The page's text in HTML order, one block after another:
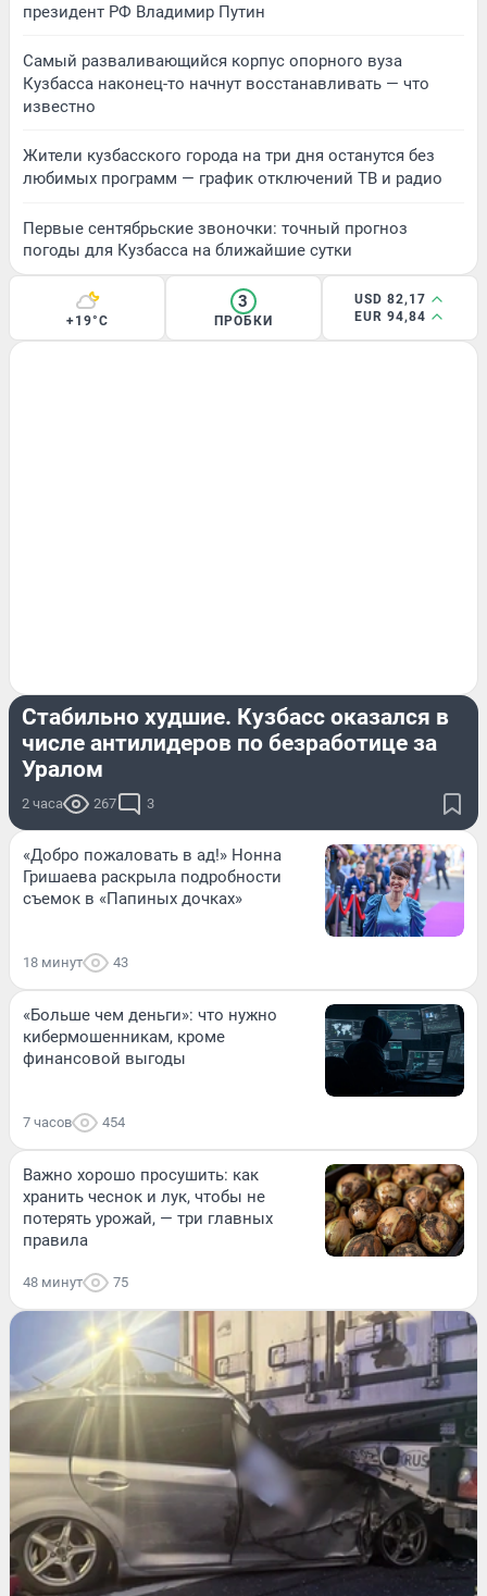
президент РФ Владимир Путин
Самый разваливающийся корпус опорного вуза
Кузбасса наконец-то начнут восстанавливать — что
известно
Жители кузбасского города на три дня останутся без
любимых программ — график отключений ТВ и радио
Первые сентябрьские звоночки: точный прогноз
погоды для Кузбасса на ближайшие сутки
+19°C
3
ПРОБКИ
USD 82,17
EUR 94,84
Стабильно худшие. Кузбасс оказался в
числе антилидеров по безработице за
Уралом
2 часа 267 3
«Добро пожаловать в ад!» Нонна
Гришаева раскрыла подробности
съемок в «Папиных дочках»
18 минут 43
«Больше чем деньги»: что нужно
кибермошенникам, кроме
финансовой выгоды
7 часов 454
Важно хорошо просушить: как
хранить чеснок и лук, чтобы не
потерять урожай, — три главных
правила
48 минут 75